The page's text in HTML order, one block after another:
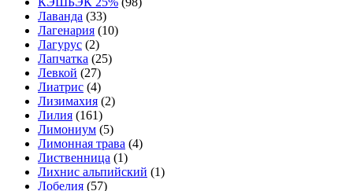
Лаванда (33)
Лагенария (10)
Лагурус (2)
Лапчатка (25)
Левкой (27)
Лиатрис (4)
Лизимахия (2)
Лилия (161)
Лимониум (5)
Лимонная трава (4)
Лиственница (1)
Лихнис альпийский (1)
Лобелия (57)